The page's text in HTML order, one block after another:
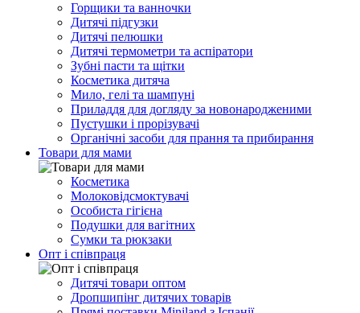
Горщики та ванночки
Дитячі підгузки
Дитячі пелюшки
Дитячі термометри та аспіратори
Зубні пасти та щітки
Косметика дитяча
Мило, гелі та шампуні
Приладдя для догляду за новонародженими
Пустушки і прорізувачі
Органічні засоби для прання та прибирання
Товари для мами
Косметика
Молоковідсмоктувачі
Особиста гігієна
Подушки для вагітних
Сумки та рюкзаки
Опт і співпраця
Дитячі товари оптом
Дропшипінг дитячих товарів